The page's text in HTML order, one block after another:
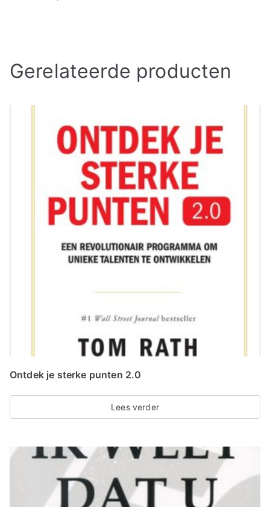
Gerelateerde producten
Ontdek je sterke punten 2.0
Lees verder